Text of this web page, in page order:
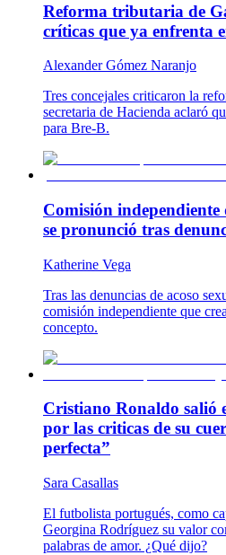
Reforma tributaria de
críticas que ya enfrenta
Alexander Gómez Naranjo
Tres concejales criticaron la
secretaria de Hacienda aclaró
para Bre-B.
Comisión independiente
se pronunció tras
Katherine Vega
Tras las denuncias de acoso
comisión independiente que
concepto.
Cristiano Ronaldo salió
por las criticas de su
perfecta”
Sara Casallas
El futbolista portugués, como
Georgina Rodríguez su valor
palabras de amor. ¿Qué dijo?